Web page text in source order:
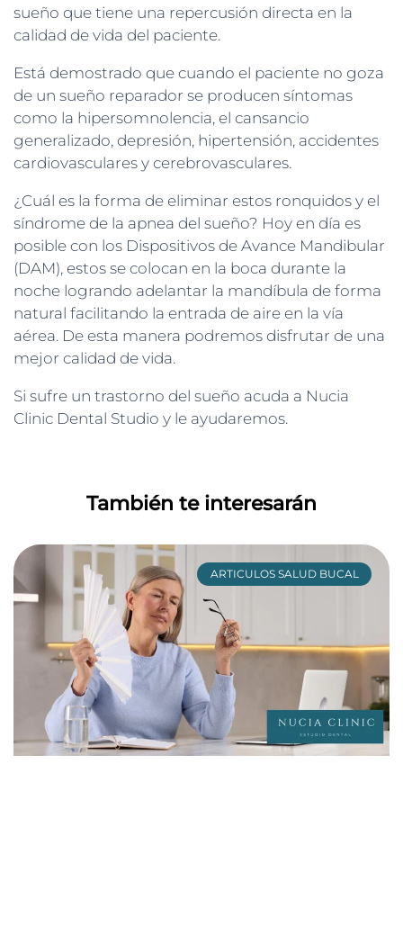
sueño que tiene una repercusión directa en la
calidad de vida del paciente.
Está demostrado que cuando el paciente no goza
de un sueño reparador se producen síntomas
como la hipersomnolencia, el cansancio
generalizado, depresión, hipertensión, accidentes
cardiovasculares y cerebrovasculares.
¿Cuál es la forma de eliminar estos ronquidos y el
síndrome de la apnea del sueño? Hoy en día es
posible con los Dispositivos de Avance Mandibular
(DAM), estos se colocan en la boca durante la
noche logrando adelantar la mandíbula de forma
natural facilitando la entrada de aire en la vía
aérea. De esta manera podremos disfrutar de una
mejor calidad de vida.
Si sufre un trastorno del sueño acuda a Nucia
Clinic Dental Studio y le ayudaremos.
También te interesarán
ARTICULOS SALUD BUCAL